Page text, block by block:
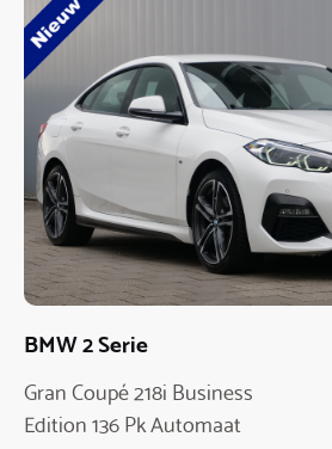
BMW 2 Serie
Gran Coupé 218i Business
Edition 136 Pk Automaat